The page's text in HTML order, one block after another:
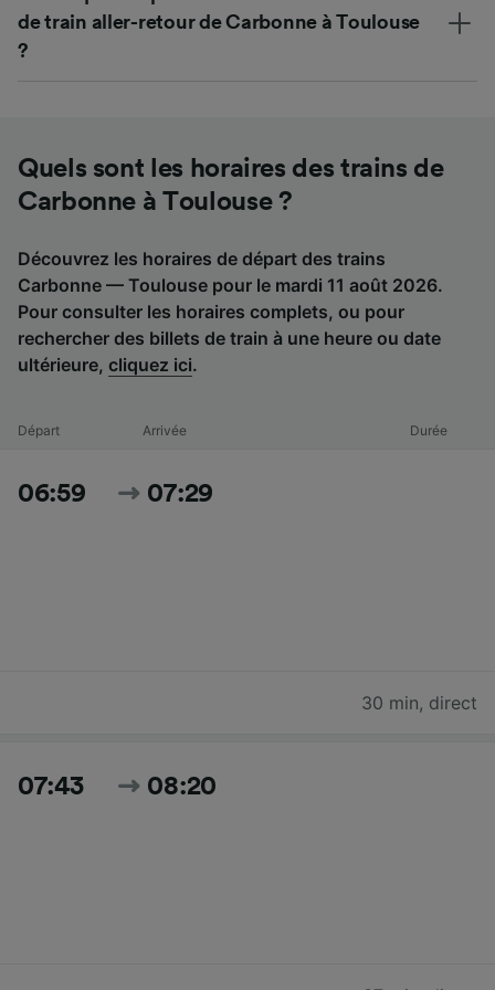
de train aller-retour de Carbonne à Toulouse
?
Quels sont les horaires des trains de
Carbonne à Toulouse ?
Découvrez les horaires de départ des trains
Carbonne — Toulouse pour le mardi 11 août 2026.
Pour consulter les horaires complets, ou pour
rechercher des billets de train à une heure ou date
ultérieure, cliquez ici.
Départ Arrivée Durée
06:59 07:29
30 min, direct
07:43 08:20